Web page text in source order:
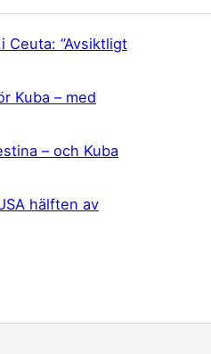
Ceuta: ”Avsiktligt
Kuba – med
– och Kuba
hälften av